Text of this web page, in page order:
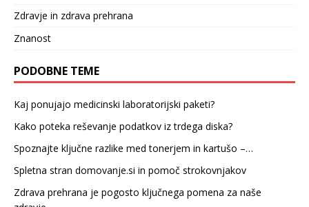
Zdravje in zdrava prehrana
Znanost
PODOBNE TEME
Kaj ponujajo medicinski laboratorijski paketi?
Kako poteka reševanje podatkov iz trdega diska?
Spoznajte ključne razlike med tonerjem in kartušo –…
Spletna stran domovanje.si in pomoč strokovnjakov
Zdrava prehrana je pogosto ključnega pomena za naše